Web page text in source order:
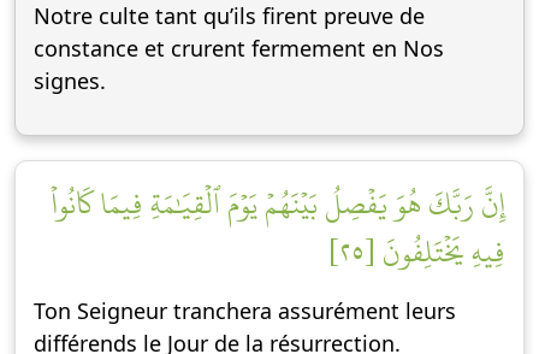
Notre culte tant qu’ils firent preuve de
constance et crurent fermement en Nos
signes.
إِنَّ رَبَّكَ هُوَ يَفۡصِلُ بَيۡنَهُمۡ يَوۡمَ ٱلۡقِيَٰمَةِ فِيمَا كَانُواْ
فِيهِ يَخۡتَلِفُونَ [٢٥]
Ton Seigneur tranchera assurément leurs
différends le Jour de la résurrection.